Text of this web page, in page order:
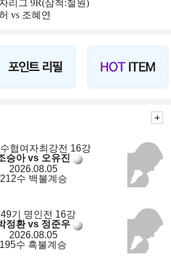
리그 9R(삼척:철원)
vs 조혜연
협여자최강전 16강
승아 vs 오유진
2026.08.05
212수 백불계승
기 명인전 16강
정환 vs 정준우
2026.08.05
195수 흑불계승